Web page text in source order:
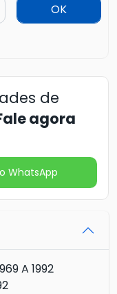
OK
de
agora
WhatsApp
A 1992